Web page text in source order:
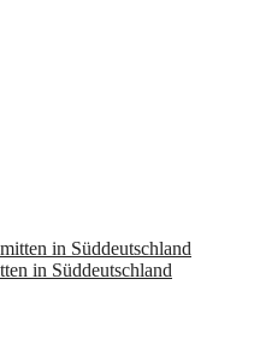
in Süddeutschland